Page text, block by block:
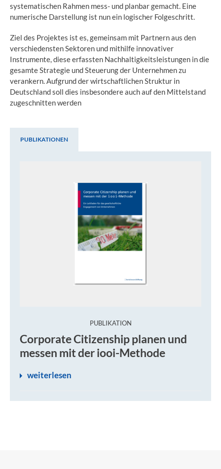
systematischen Rahmen mess- und planbar gemacht. Eine
numerische Darstellung ist nun ein logischer Folgeschritt.
Ziel des Projektes ist es, gemeinsam mit Partnern aus den
verschiedensten Sektoren und mithilfe innovativer
Instrumente, diese erfassten Nachhaltigkeitsleistungen in die
gesamte Strategie und Steuerung der Unternehmen zu
verankern. Aufgrund der wirtschaftlichen Struktur in
Deutschland soll dies insbesondere auch auf den Mittelstand
zugeschnitten werden
PUBLIKATIONEN
PUBLIKATION:
Corporate Citizenship planen und
messen mit der iooi-Methode
weiterlesen